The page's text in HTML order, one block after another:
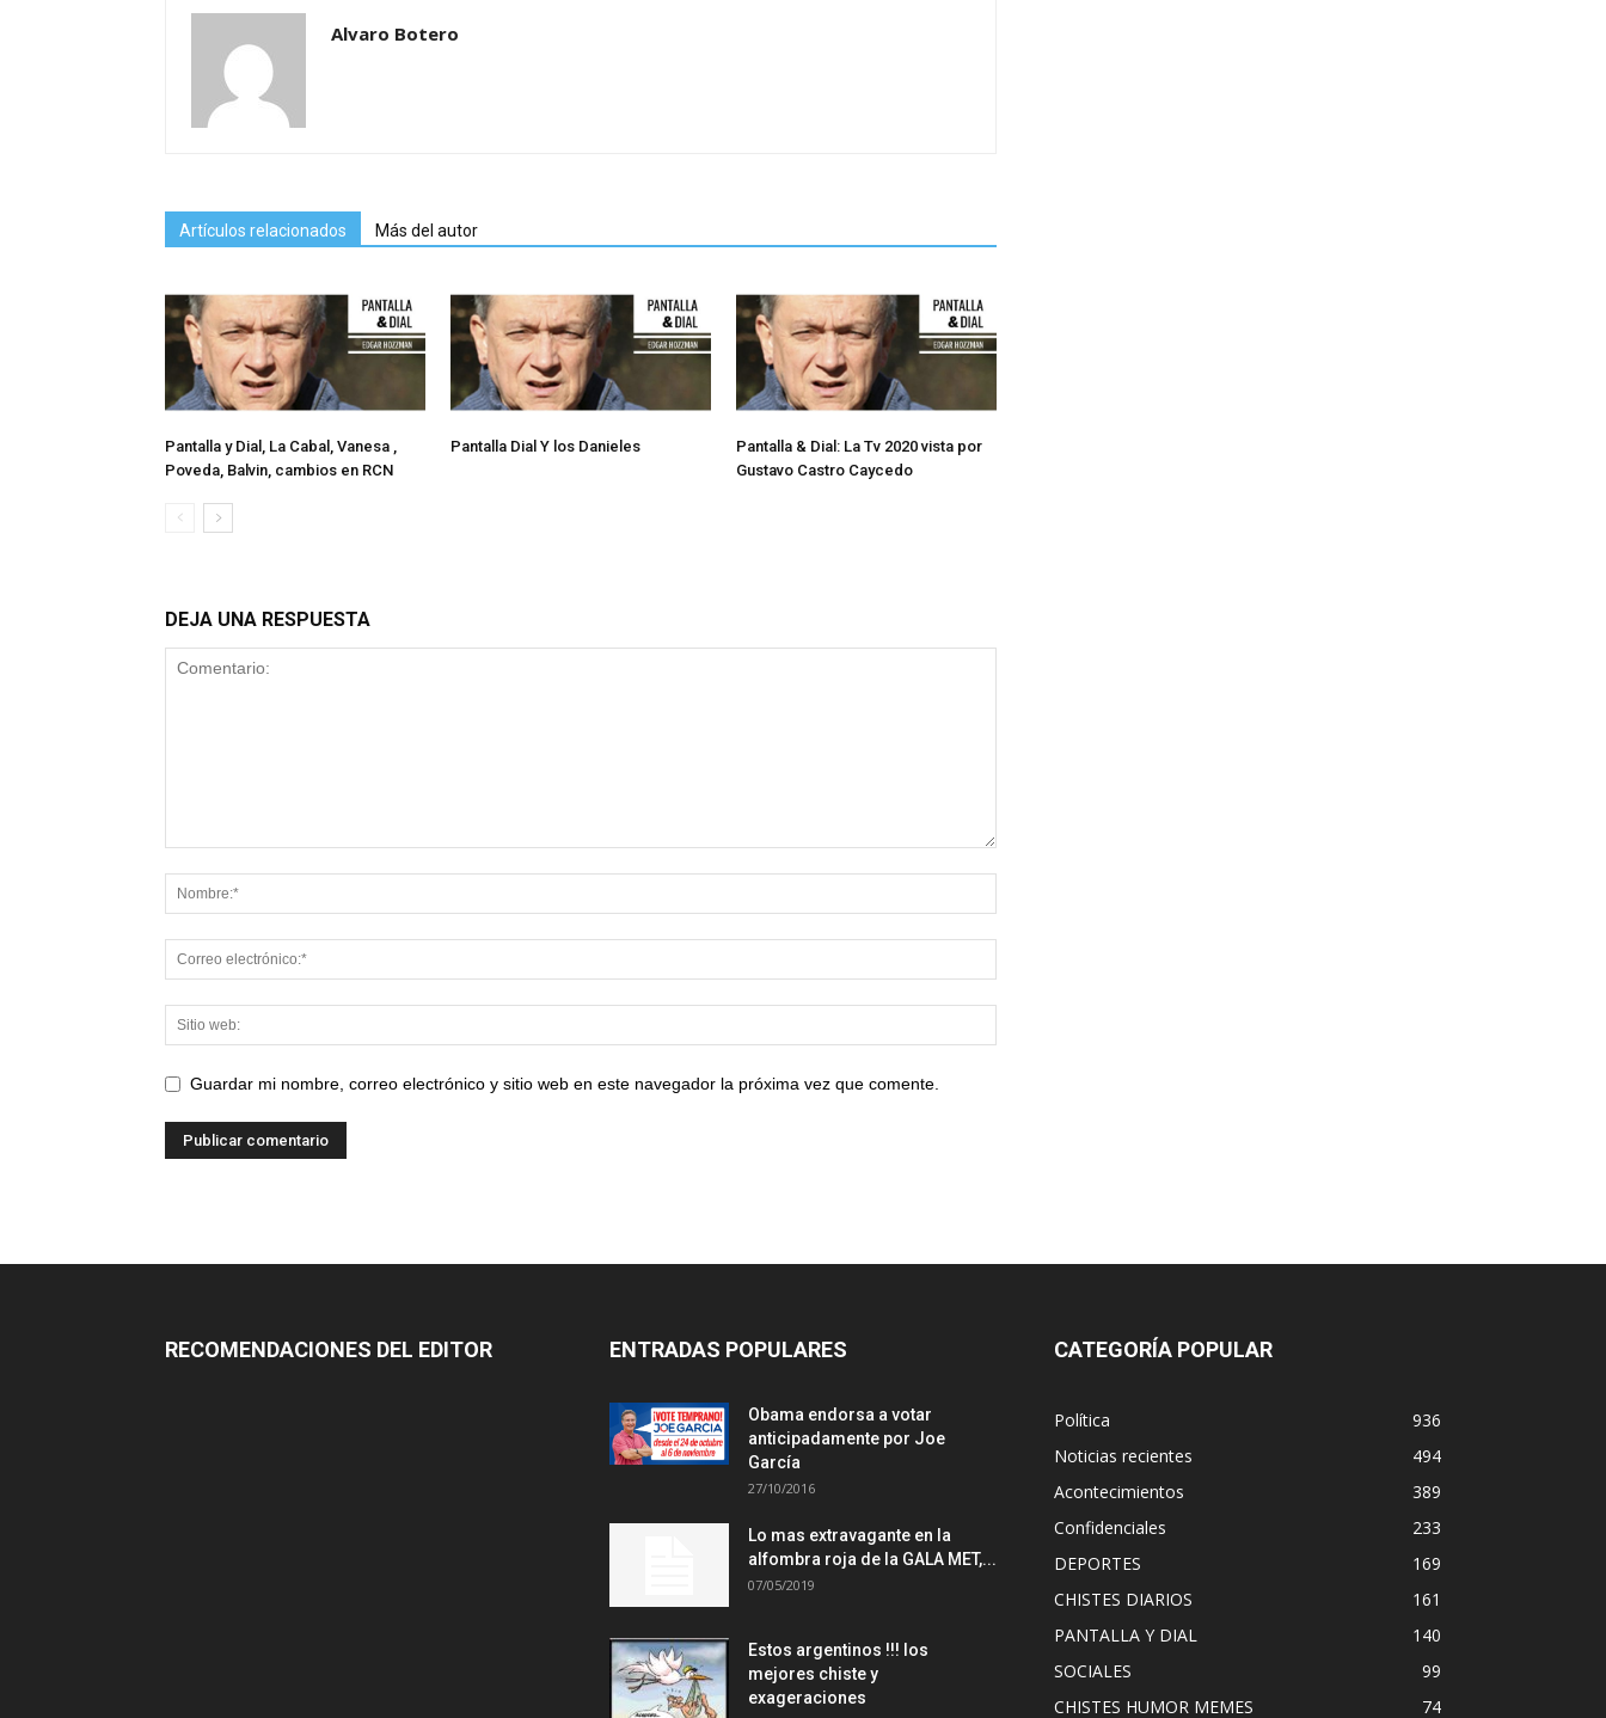
Alvaro Botero
Artículos relacionados Más del autor
Pantalla y Dial, La Cabal, Vanesa ,
Poveda, Balvin, cambios en RCN
Pantalla Dial Y los Danieles
Pantalla & Dial: La Tv 2020 vista por
Gustavo Castro Caycedo
DEJA UNA RESPUESTA
Guardar mi nombre, correo electrónico y sitio web en este navegador la próxima vez que comente.
RECOMENDACIONES DEL EDITOR ENTRADAS POPULARES
Obama endorsa a votar
anticipadamente por Joe
García
27/10/2016
Lo mas extravagante en la
alfombra roja de la GALA MET,...
07/05/2019
Estos argentinos !!! los
mejores chiste y
exageraciones
CATEGORÍA POPULAR
Política
936
Noticias recientes
494
Acontecimientos
389
Confidenciales
233
DEPORTES
169
CHISTES DIARIOS
161
PANTALLA Y DIAL
140
SOCIALES
99
CHISTES HUMOR MEMES
74